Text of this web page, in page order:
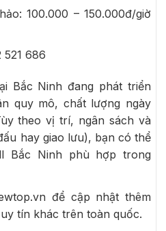
100.000 – 150.000đ/giờ
521 686
Bắc Ninh đang phát triển
quy mô, chất lượng ngày
theo vị trí, ngân sách và
hay giao lưu), bạn có thể
Bắc Ninh phù hợp trong
để cập nhật thêm
tín khác trên toàn quốc.